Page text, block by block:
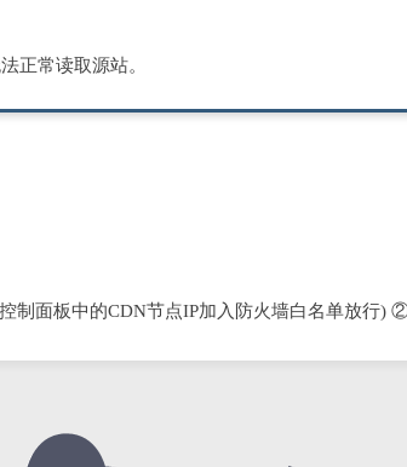
正常读取源站。
面板中的CDN节点IP加入防火墙白名单放行)